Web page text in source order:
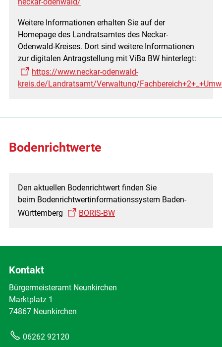
Weitere Informationen erhalten Sie auf der
Homepage des Landratsamtes des Neckar-
Odenwald-Kreises. Dort sind weitere Informationen
zur digitalen Antragstellung mit ViBa BW hinterlegt:
https://www.neckar-odenwald-
kreis.de/Landratsamt/Verwaltung/
Bodenrichtwerte
Den aktuellen Bodenrichtwert finden Sie
beim Bodenrichtwertinformationssystem Baden-
Württemberg
BORIS-BW
Kontakt
Bürgermeisteramt Neunkirchen
Marktplatz 1
74867 Neunkirchen
06262 92120